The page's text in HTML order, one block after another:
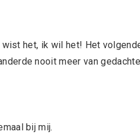
wist het, ik wil het! Het
nooit meer van
bij mij.